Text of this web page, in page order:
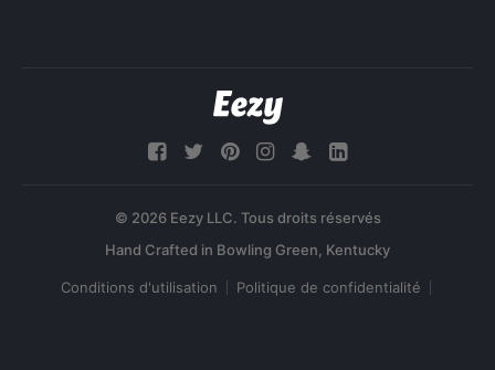
© 2026 Eezy LLC. Tous droits réservés
Conditions d'utilisation Politique de confidentialité